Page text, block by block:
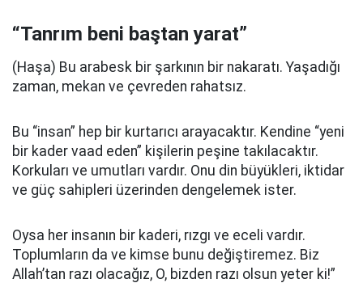
“Tanrım beni baştan yarat”
(Haşa) Bu arabesk bir şarkının bir nakaratı. Yaşadığı
zaman, mekan ve çevreden rahatsız.
Bu “insan” hep bir kurtarıcı arayacaktır. Kendine “yeni
bir kader vaad eden” kişilerin peşine takılacaktır.
Korkuları ve umutları vardır. Onu din büyükleri, iktidar
ve güç sahipleri üzerinden dengelemek ister.
Oysa her insanın bir kaderi, rızgı ve eceli vardır.
Toplumların da ve kimse bunu değiştiremez. Biz
Allah’tan razı olacağız, O, bizden razı olsun yeter ki!”